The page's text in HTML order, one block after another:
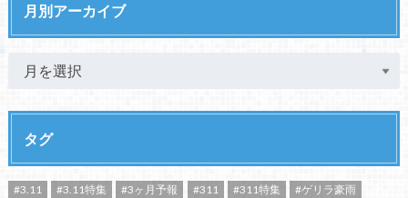
月別アーカイブ
タグ
#3.11 #3.11特集 #3ヶ月予報 #311 #311特集
#ゲリラ豪雨